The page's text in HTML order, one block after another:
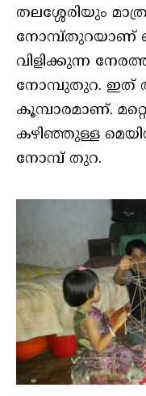
തലശ്ശേരിയും
നോമ്പ്തുറയാണ്
വിളിക്കുന്ന
നോമ്പുതുറ. ഇത്
കൂമ്പാരമാണ്.
കഴിഞ്ഞുള്ള
നോമ്പ് തുറ.